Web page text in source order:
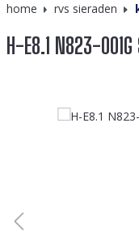
home rvs sieraden
H-E8.1 N823-
Afbeeldingengalerij